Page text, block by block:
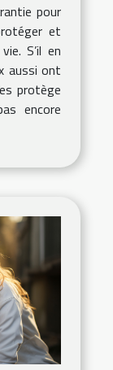
pour
et
S’il en
aussi ont
protège
encore